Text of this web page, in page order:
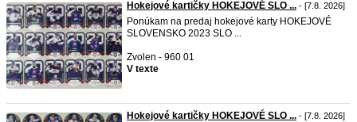
Hokejové kartičky HOKEJOVÉ SLO ... - [7.8. 2026]
Ponúkam na predaj hokejové karty HOKEJOVÉ
SLOVENSKO 2023 SLO ...
Zvolen - 960 01
V texte
Hokejové kartičky HOKEJOVÉ SLO ... - [7.8. 2026]